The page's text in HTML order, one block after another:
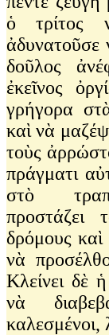
ὁ τρίτος
ἀδυνατοῦσε
δοῦλος
ἐκεῖνος
γρήγορα
καὶ νὰ
τοὺς
πράγματι
στὸ
προστάζει
δρόμους
νὰ
Κλείνει δὲ
νὰ
καλεσμένοι,